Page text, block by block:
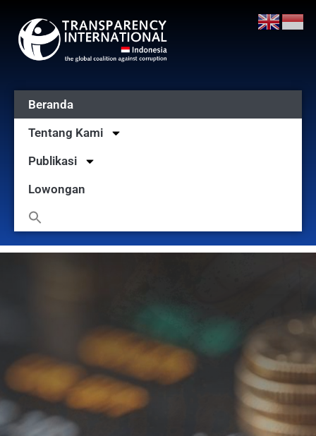
Beranda
Tentang Kami
Publikasi
Lowongan